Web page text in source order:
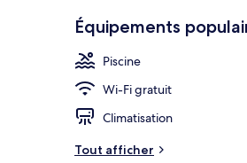
Équipements
Piscine
Wi-Fi gratuit
Climatisation
Tout afficher